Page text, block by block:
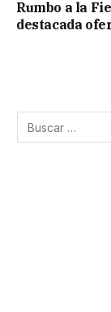
Rumbo a la
destacada